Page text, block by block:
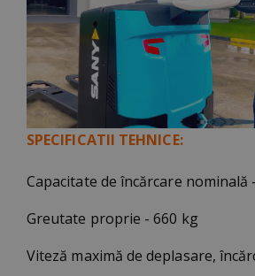
SPECIFICATII TEHNICE:
Capacitate de încărcare nominală
Greutate proprie - 660 kg
Viteză maximă de deplasare,